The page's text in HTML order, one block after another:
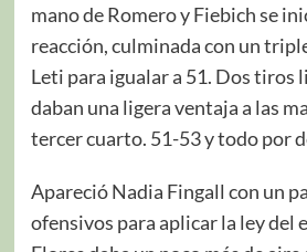
mano de Romero y Fiebich se
reacción, culminada con un
Leti para igualar a 51. Dos tiros
daban una ligera ventaja a las
tercer cuarto. 51-53 y todo por
Apareció Nadia Fingall con un
ofensivos para aplicar la ley del